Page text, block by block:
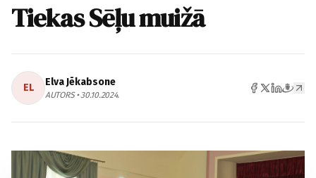
Tiekas Sēļu muižā
EL Elva Jēkabsone
AUTORS • 30.10.2024.